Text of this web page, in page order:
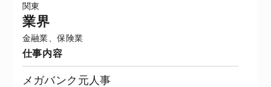
関東
業界
金融業、保険業
仕事内容
メガバンク元人事